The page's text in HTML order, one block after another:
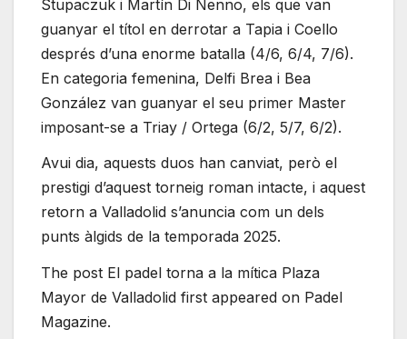
Stupaczuk i Martín Di Nenno, els que van
guanyar el títol en derrotar a Tapia i Coello
després d’una enorme batalla (4/6, 6/4, 7/6).
En categoria femenina, Delfi Brea i Bea
González van guanyar el seu primer Master
imposant-se a Triay / Ortega (6/2, 5/7, 6/2).
Avui dia, aquests duos han canviat, però el
prestigi d’aquest torneig roman intacte, i aquest
retorn a Valladolid s’anuncia com un dels
punts àlgids de la temporada 2025.
The post El padel torna a la mítica Plaza
Mayor de Valladolid first appeared on Padel
Magazine.